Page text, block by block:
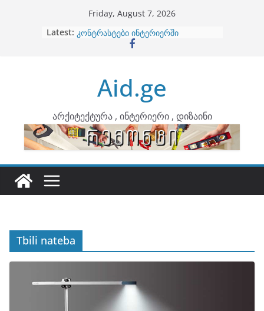
Friday, August 7, 2026
Latest: ბინების გაერთიანება
კონტრასტები ინტერიერში
ინტერიერის დიზიანი
არტემიდი წარმოგიდგენთ
Aid.ge
არქიტექტურა , ინტერიერი , დიზაინი
Tbili nateba